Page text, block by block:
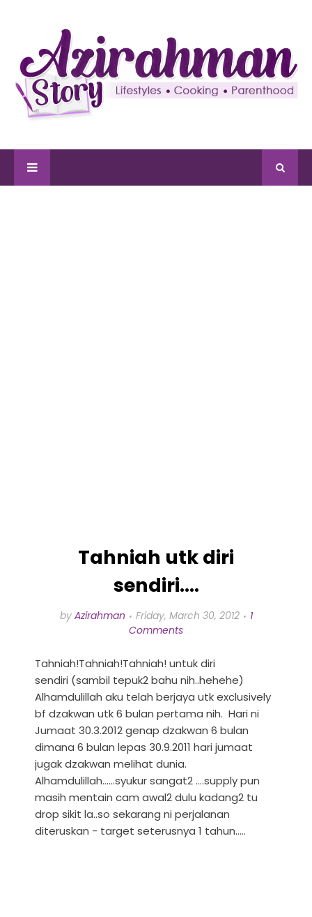
Tahniah utk diri
sendiri....
by Azirahman Friday, March 30, 2012
1
Comments
Tahniah!Tahniah!Tahniah! untuk diri
sendiri (sambil tepuk2 bahu nih..hehehe)
Alhamdulillah aku telah berjaya utk exclusively
bf dzakwan utk 6 bulan pertama nih. Hari ni
Jumaat 30.3.2012 genap dzakwan 6 bulan
dimana 6 bulan lepas 30.9.2011 hari jumaat
jugak dzakwan melihat dunia.
Alhamdulillah......syukur sangat2 ....supply pun
masih mentain cam awal2 dulu kadang2 tu
drop sikit la..so sekarang ni perjalanan
diteruskan - target seterusnya 1 tahun.....